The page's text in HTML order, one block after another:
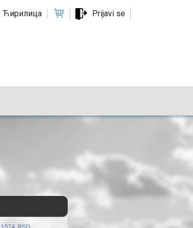
Ћирилица Prijavi se